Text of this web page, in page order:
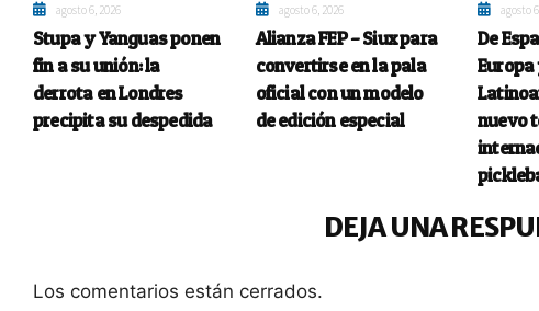
agosto 6, 2026
Stupa y Yanguas ponen
fin a su unión: la
derrota en Londres
precipita su despedida
agosto 6, 2026
Alianza FEP – Siux para
convertirse en la pala
oficial con un modelo
de edición especial
agosto
De
Europa
nuevo
DEJA UNA
Los comentarios están cerrados.